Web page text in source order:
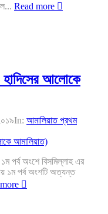
Read more
আলোকে
In: আমালিয়াত প্রথম
পর্ব অংশে বিসমিল্লাহ এর
১ম পর্ব অংশটি অত্যন্ত